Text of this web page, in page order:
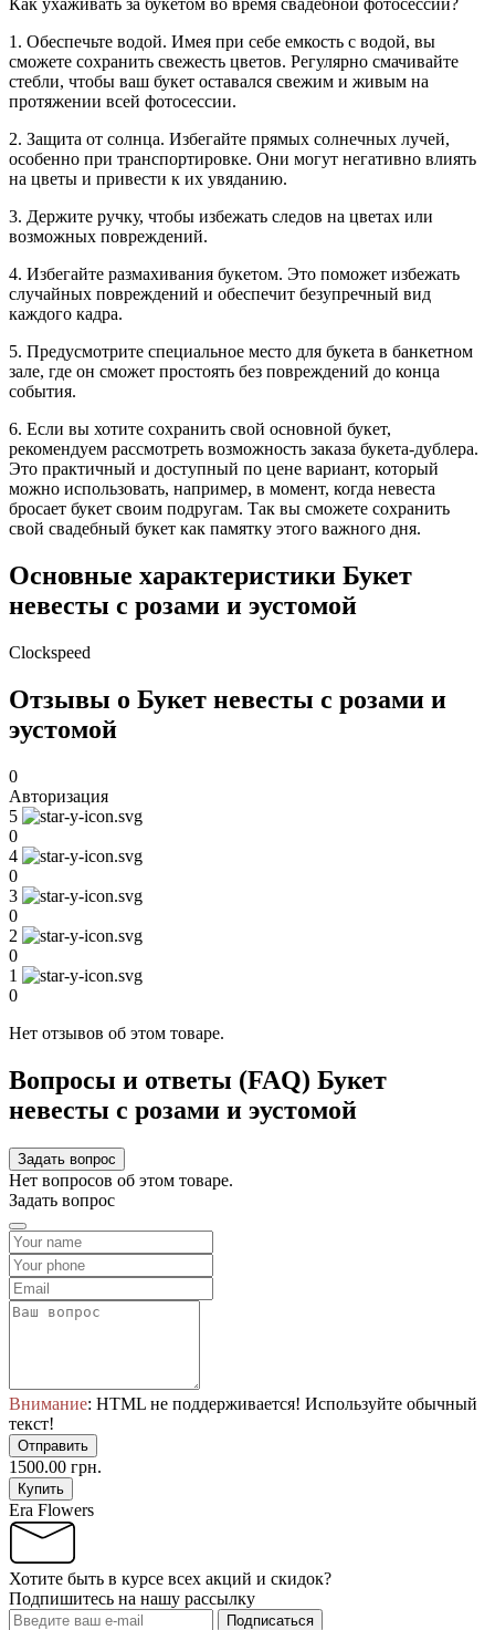
Как ухаживать за букетом во время свадебной фотосессии?
1. Обеспечьте водой. Имея при себе емкость с водой, вы
сможете сохранить свежесть цветов. Регулярно смачивайте
стебли, чтобы ваш букет оставался свежим и живым на
протяжении всей фотосессии.
2. Защита от солнца. Избегайте прямых солнечных лучей,
особенно при транспортировке. Они могут негативно влиять
на цветы и привести к их увяданию.
3. Держите ручку, чтобы избежать следов на цветах или
возможных повреждений.
4. Избегайте размахивания букетом. Это поможет избежать
случайных повреждений и обеспечит безупречный вид
каждого кадра.
5. Предусмотрите специальное место для букета в банкетном
зале, где он сможет простоять без повреждений до конца
события.
6. Если вы хотите сохранить свой основной букет,
рекомендуем рассмотреть возможность заказа букета-дублера.
Это практичный и доступный по цене вариант, который
можно использовать, например, в момент, когда невеста
бросает букет своим подругам. Так вы сможете сохранить
свой свадебный букет как памятку этого важного дня.
Основные характеристики Букет
невесты с розами и эустомой
Clockspeed
Отзывы о Букет невесты с розами и
эустомой
0
Авторизация
5
0
4
0
3
0
2
0
1
0
Нет отзывов об этом товаре.
Вопросы и ответы (FAQ) Букет
невесты с розами и эустомой
Задать вопрос
Нет вопросов об этом товаре.
Задать вопрос
Внимание: HTML не поддерживается! Используйте обычный
текст!
Отправить
1500.00 грн.
Купить
Era Flowers
Хотите быть в курсе всех акций и скидок?
Подпишитесь на нашу рассылку
Подписаться